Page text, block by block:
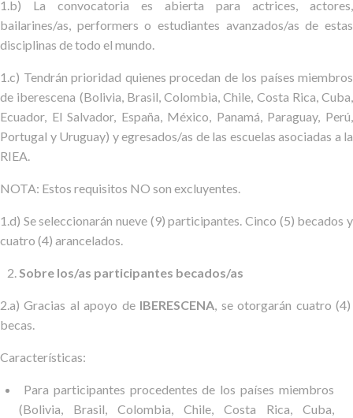
1.b) La convocatoria es abierta para actrices, actores,
bailarines/as, performers o estudiantes avanzados/as de estas
disciplinas de todo el mundo.
1.c) Tendrán prioridad quienes procedan de los países miembros
de iberescena (Bolivia, Brasil, Colombia, Chile, Costa Rica, Cuba,
Ecuador, El Salvador, España, México, Panamá, Paraguay, Perú,
Portugal y Uruguay) y egresados/as de las escuelas asociadas a la
RIEA.
NOTA: Estos requisitos NO son excluyentes.
1.d) Se seleccionarán nueve (9) participantes. Cinco (5) becados y
cuatro (4) arancelados.
Sobre los/as participantes becados/as
2.a) Gracias al apoyo de IBERESCENA, se otorgarán cuatro (4)
becas.
Características:
Para participantes procedentes de los países miembros
(Bolivia, Brasil, Colombia, Chile, Costa Rica, Cuba,